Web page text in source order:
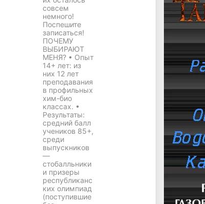
совсем
немного!
Поспешите
записаться!
ПОЧЕМУ
ВЫБИРАЮТ
МЕНЯ? • Опыт
14+ лет: из
них 12 лет
преподавания
в профильных
хим-био
классах. •
Результаты:
средний балл
учеников 85+,
среди
выпускников
—
стобалльники
и призеры
республиканс
ких олимпиад
(поступившие